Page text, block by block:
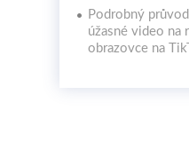
Podrobný
úžasné video na
obrazovce na